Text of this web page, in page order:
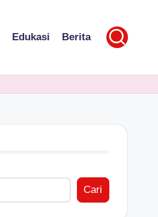
Edukasi Berita
Cari